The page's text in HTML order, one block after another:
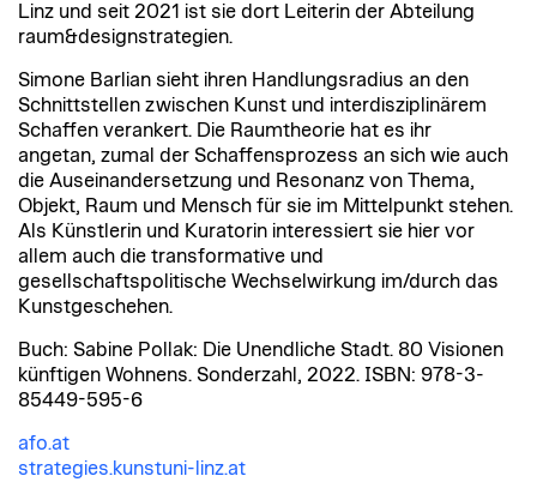
Linz und seit 2021 ist sie dort Leiterin der Abteilung
raum&designstrategien.
Simone Barlian sieht ihren Handlungsradius an den
Schnittstellen zwischen Kunst und interdisziplinärem
Schaffen verankert. Die Raumtheorie hat es ihr
angetan, zumal der Schaffensprozess an sich wie auch
die Auseinandersetzung und Resonanz von Thema,
Objekt, Raum und Mensch für sie im Mittelpunkt stehen.
Als Künstlerin und Kuratorin interessiert sie hier vor
allem auch die transformative und
gesellschaftspolitische Wechselwirkung im/durch das
Kunstgeschehen.
Buch: Sabine Pollak: Die Unendliche Stadt. 80 Visionen
künftigen Wohnens. Sonderzahl, 2022. ISBN: 978-3-
85449-595-6
afo.at
strategies.kunstuni-linz.at